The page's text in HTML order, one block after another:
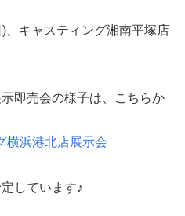
キャスティング湘南平塚店
即売会の様子は、こちらか
横浜港北店展示会
しています♪